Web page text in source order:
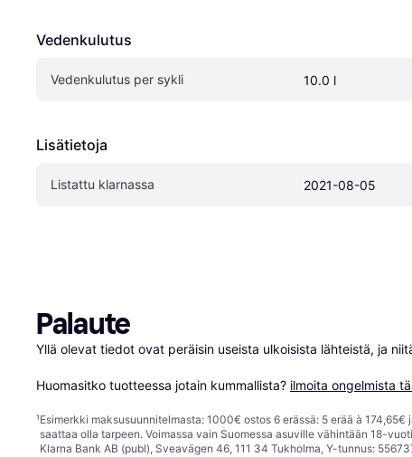
Vedenkulutus
Vedenkulutus per sykli 10.0 l
Lisätietoja
Listattu klarnassa 2021-08-05
Palaute
Yllä olevat tiedot ovat peräisin useista ulkoisista lähteistä, ja
Huomasitko tuotteessa jotain kummallista? ilmoita ongelmista
¹Esimerkki maksusuunnitelmasta: 1000€ ostos 6 erässä: 5 erää à
saattaa olla tarpeen. Voimassa vain Suomessa asuville vähintään 18-
Klarna Bank AB (publ), Sveavägen 46, 111 34 Tukholma, Y-tunnus: